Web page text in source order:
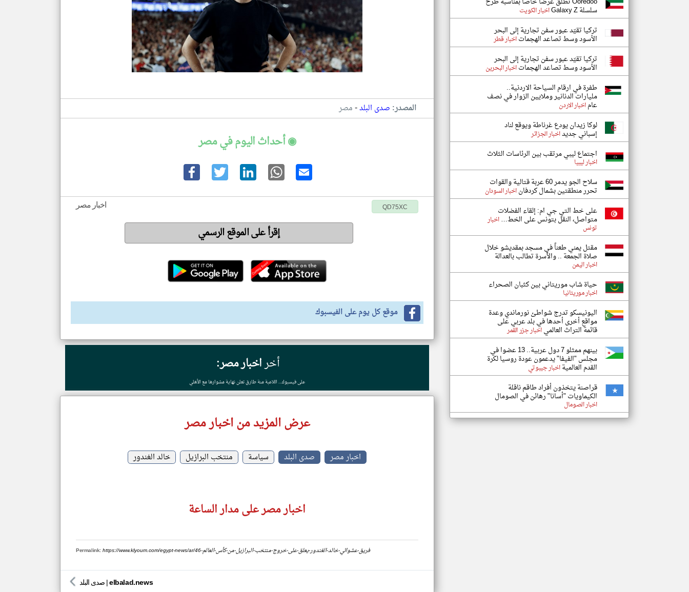
المصدر: صدى البلد-مصر
◉ أحداث اليوم في مصر
اخبار مصر QD75XC
إقرأ على الموقع الرسمي
موقع كل يوم على الفيسبوك
أخراخبار مصر:
على فيسبوك.. اللاعبة منة طارق تعلن نهاية مشوارها مع الأهلي
عرض المزيد من اخبار مصر
اخبار مصر صدى البلد سياسة منتخب البرازيل خالد الغندور
اخبار مصر على مدار الساعة
Permalink: https://www.klyoum.com/egypt-news/ar/46-فريق-عشوائي-خالد-الغندور-يعلق-على-خروج-منتخب-البرازيل-من-كأس-العالم
صدى البلد |elbalad.news
سلسلة Galaxy Z اخبار الكويت
تركيا تقيّد عبور سفن تجارية إلى البحر
الأسود وسط تصاعد الهجماتاخبار قطر
تركيا تقيّد عبور سفن تجارية إلى البحر
الأسود وسط تصاعد الهجماتاخبار البحرين
طفرة في ارقام السياحة الاردنية..
مليارات الدنانير وملايين الزوار في نصف
عاماخبار الاردن
لوكا زيدان يودع غرناطة ويوقع لناد
إسباني جديداخبار الجزائر
اجتماع ليبي مرتقب بين الرئاسات الثلاث
اخبار ليبيا
سلاح الجو يدمر 60 عربة قتالية والقوات
تحرر منطقتين بشمال كردفاناخبار السودان
على خط التي جي ام: إلقاء الفضلات
متواصل، النقل بتونس على الخط…اخبار
تونس
مقتل يمني طعناً في مسجد بمقديشو خلال
صلاة الجمعة .. والأسرة تطالب بالعدالة
اخبار اليمن
حياة شاب موريتاني بين كثبان الصحراء
اخبار موريتانيا
اليونيسكو تدرج شواطئ نورماندي وعدة
مواقع أخرى أحدها في بلد عربي على
قائمة التراث العالمياخبار جزر القمر
بينهم ممثلو 7 دول عربية.. 13 عضوا في
مجلس "الفيفا" يدعمون عودة روسيا لكرة
القدم العالميةاخبار جيبوتي
قراصنة يتخذون أفراد طاقم ناقلة
الكيماويات "أسانا" رهائن في الصومال
اخبار الصومال